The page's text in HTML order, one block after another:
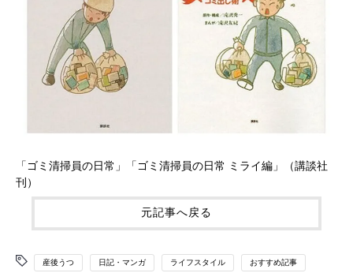
「ゴミ清掃員の日常」「ゴミ清掃員の日常 ミライ編」（講談社
刊）
元記事へ戻る
産後うつ 日記・マンガ ライフスタイル おすすめ記事